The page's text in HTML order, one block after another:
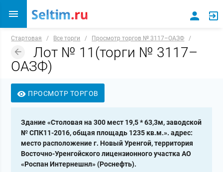
Стартовая / Все торги / Просмотр торгов № 3117–ОАЗФ /
Лот № 11(торги № 3117–
ОАЗФ)
ПРОСМОТР ТОРГОВ
Здание «Столовая на 300 мест 19,5 * 63,3м, заводской
№ СПК11-2016, общая площадь 1235 кв.м.». адрес:
место расположение г. Новый Уренгой, территория
Восточно-Уренгойского лицензионного участка АО
«Роспан Интернешнл» (Роснефть).